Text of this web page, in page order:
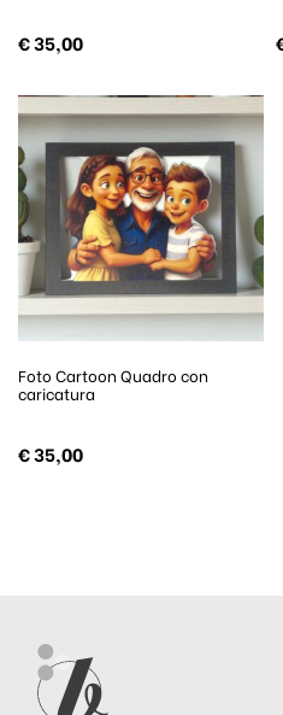
€35,00
Foto Cartoon Quadro con
caricatura
€35,00